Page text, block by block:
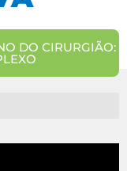
DO CIRURGIÃO: